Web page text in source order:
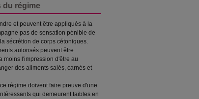
du régime
et peuvent être appliqués à la
pas de sensation pénible de
sécrétion de corps cétoniques.
autorisés peuvent être
moins l'impression d'être au
des aliments salés, carnés et
régime doivent faire preuve d'une
qui demeurent faibles en